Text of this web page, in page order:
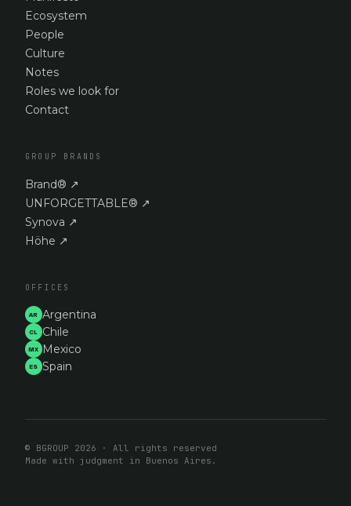
Ecosystem
People
Culture
Notes
Roles we look for
Contact
GROUP BRANDS
Brand® ↗
UNFORGETTABLE® ↗
Synova ↗
Höhe ↗
OFFICES
AR Argentina
CL Chile
MX Mexico
ES Spain
© BGROUP 2026 · All rights reserved
Made with judgment in Buenos Aires.